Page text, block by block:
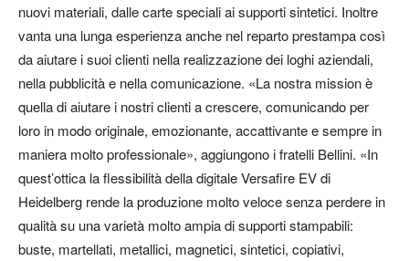
nuovi materiali, dalle carte speciali ai supporti sintetici. Inoltre
vanta una lunga esperienza anche nel reparto prestampa così
da aiutare i suoi clienti nella realizzazione dei loghi aziendali,
nella pubblicità e nella comunicazione. «La nostra mission è
quella di aiutare i nostri clienti a crescere, comunicando per
loro in modo originale, emozionante, accattivante e sempre in
maniera molto professionale», aggiungono i fratelli Bellini. «In
quest’ottica la flessibilità della digitale Versafire EV di
Heidelberg rende la produzione molto veloce senza perdere in
qualità su una varietà molto ampia di supporti stampabili:
buste, martellati, metallici, magnetici, sintetici, copiativi,